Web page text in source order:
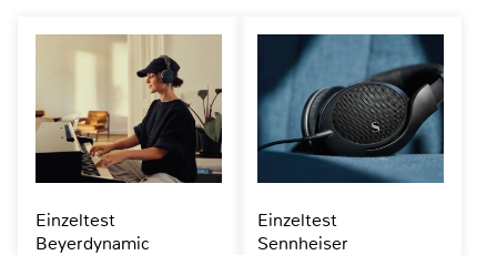
Einzeltest
Beyerdynamic
Einzeltest
Sennheiser